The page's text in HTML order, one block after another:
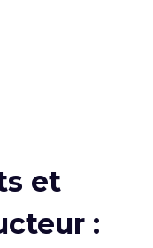
et
: